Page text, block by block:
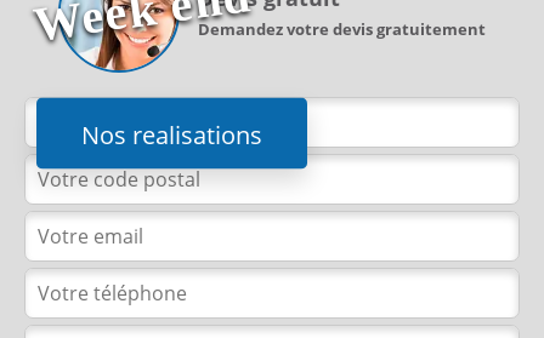
Nos realisations
Demandez votre devis gratuitement